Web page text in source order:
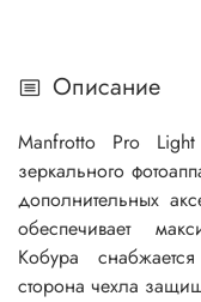
Описание
Manfrotto Pro
зеркального
дополнительных
обеспечивает
Кобура
сторона чехла